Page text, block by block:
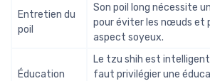
Entretien du
poil
Son poil long nécessite
pour éviter les nœuds et
aspect soyeux.
Éducation
Le tzu shih est
faut privilégier une